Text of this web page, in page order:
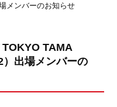
メンバーのお知らせ
TAMA
出場メンバーの